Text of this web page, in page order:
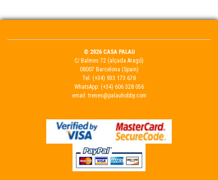
© 2026 CASA PALAU
C/ Balmes 72 (alçada Aragó)
08007 Barcelona (Spain)
Tel. (+34) 933 173 678
WhatsApp: (+34) 606 328 056
email: trenes@palauhobby.com